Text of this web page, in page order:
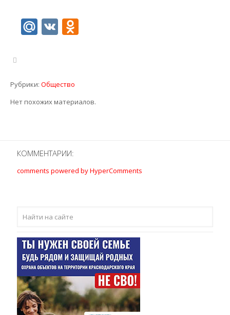
Mail.Ru
VKOdnoklassniki
Рубрики: Общество
Нет похожих материалов.
КОММЕНТАРИИ:
comments powered by HyperComments